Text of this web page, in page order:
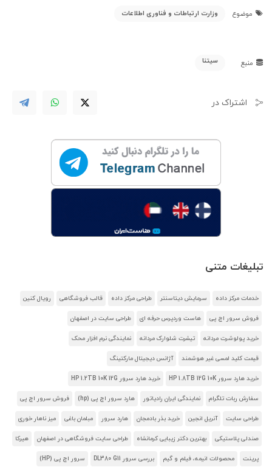
موضوع وزارت ارتباطات و فناوری اطلاعات
منبع سیتنا
اشتراک در
تبلیغات متنی
خدمات مرکز داده سرمایش دیتاسنتر طراحی مرکز داده قالب فروشگاهی رویال کنین
فروش سرور اچ پی هاست وردپرس حرفه ای طراحی سایت در اصفهان
خرید پولوشرت مردانه تیشرت شلوارک مردانه نمایندگی نرم افزار محک
قیمت کلید لمسی غیر هوشمند آژانس دیجیتال مارکتینگ
خرید هارد سرور HP 1.8TB 12G 10K خرید هارد سرور HP 1.2TB 10K 12G
سفارش ربات تلگرام نمایندگی ایران رادیاتور هارد سرور اچ پی (hp) فروش سرور اچ پی
طراحی سایت آنریل انجین خرید بذر بادمجان هارد سرور مبلمان باغی میز ناهار خوری
صندلی پلاستیکی بهترین دکتر زیبایی کرمانشاه طراحی سایت فروشگاهی در اصفهان هیرکا
پرینت محصولات انیمه، فیلم و گیم بررسی سرور DL380 G11 سرور اچ پی (HP)